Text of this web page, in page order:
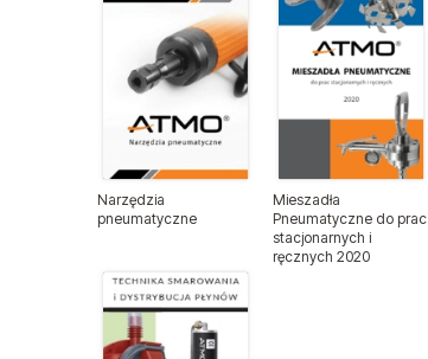
Rozpylacze
Smarownice i olejarki
Sekatory i nożyce Merry
Muromoto
Szczypce i nożyce
Wiertła trepanacyjne
Wkrętaki precyzyjne Vessel
Narzędzia
pneumatyczne
Mieszadła
Pneumatyczne do prac
stacjonarnych i
ręcznych 2020